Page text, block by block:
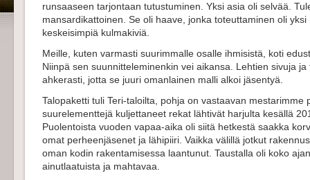
runsaaseen tarjontaan tutustuminen. Yksi asia oli selvää.
mansardikattoinen. Se oli haave, jonka toteuttaminen oli
keskeisimpiä kulmakiviä.
Meille, kuten varmasti suurimmalle osalle ihmisistä, koti
Niinpä sen suunnitteleminenkin vei aikansa. Lehtien sivuja
ahkerasti, jotta se juuri omanlainen malli alkoi jäsentyä.
Talopaketti tuli Teri-taloilta, pohja on vastaavan
suurelementtejä kuljettaneet rekat lähtivät harjulta kesällä
Puolentoista vuoden vapaa-aika oli siitä hetkestä saakka
omat perheenjäsenet ja lähipiiri. Vaikka välillä jotkut
oman kodin rakentamisessa laantunut. Taustalla oli koko
ainutlaatuista ja mahtavaa.